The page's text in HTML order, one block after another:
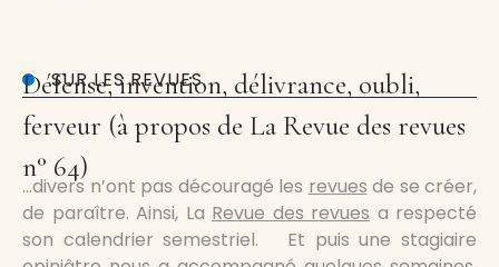
SUR LES REVUES
Défense, invention, délivrance, oubli,
ferveur (à propos de La Revue des revues
n° 64)
…divers n’ont pas découragé les revues de se créer,
de paraître. Ainsi, La Revue des revues a respecté
son calendrier semestriel. Et puis une stagiaire